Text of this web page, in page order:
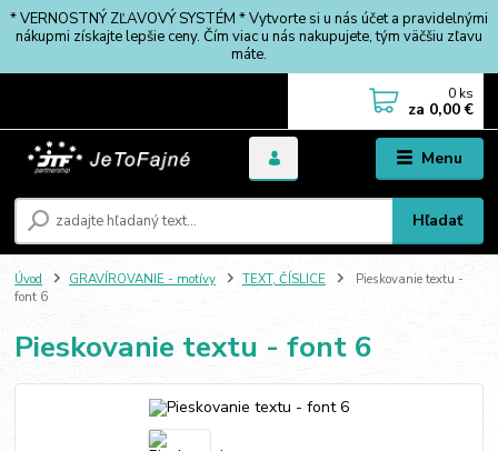
* VERNOSTNÝ ZĽAVOVÝ SYSTÉM * Vytvorte si u nás účet a pravidelnými
nákupmi získajte lepšie ceny. Čím viac u nás nakupujete, tým väčšiu zľavu
máte.
Menu
Hľadať
0 ks
za 0,00 €
Úvod GRAVÍROVANIE - motívy TEXT, ČÍSLICE
Pieskovanie textu -
font 6
Pieskovanie textu - font 6